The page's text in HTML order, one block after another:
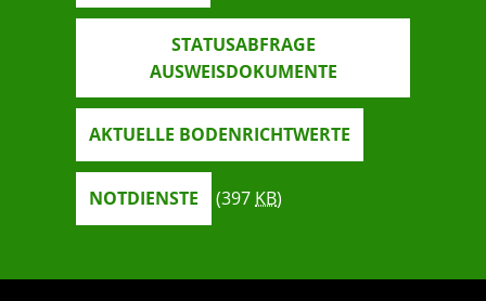
STATUSABFRAGE
AUSWEISDOKUMENTE
AKTUELLE BODENRICHTWERTE
NOTDIENSTE (397 KB)